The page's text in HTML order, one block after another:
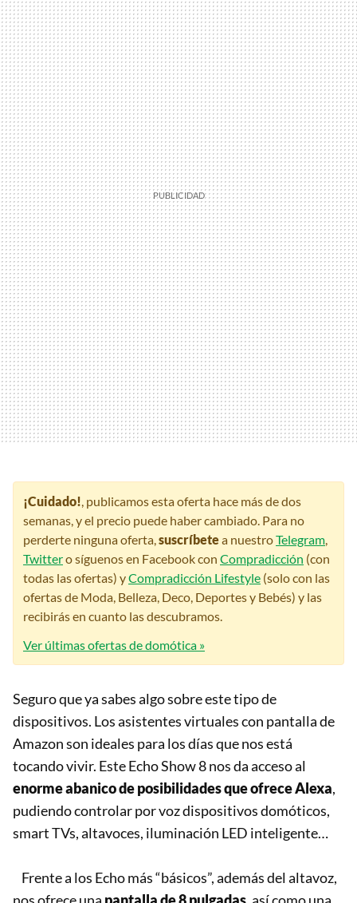
¡Cuidado! , publicamos esta oferta hace más de dos
semanas, y el precio puede haber cambiado. Para no
perderte ninguna oferta, suscríbetea nuestroTelegram
Twittero síguenos en Facebook con Compradicción (con
todas las ofertas) yCompradicción Lifestyle (solo con las
ofertas de Moda, Belleza, Deco, Deportes y Bebés) y las
recibirás en cuanto las descubramos.
Ver últimas ofertas de domótica »
Seguro que ya sabes algo sobre este tipo de
dispositivos. Los asistentes virtuales con pantalla de
Amazon son ideales para los días que nos está
tocando vivir. Este Echo Show 8 nos da acceso al
enorme abanico de posibilidades que ofrece Alexa,
pudiendo controlar por voz dispositivos domóticos,
smart TVs, altavoces, iluminación LED inteligente…
Frente a los Echo más “básicos”, además del altavoz,